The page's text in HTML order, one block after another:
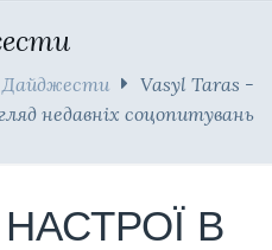
Vasyl Taras -
недавніх соцопитувань
НАСТРОЇ В